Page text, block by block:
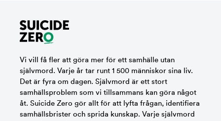
Vi vill få fler att göra mer för ett samhälle utan
självmord. Varje år tar runt 1 500 människor sina liv.
Det är fyra om dagen. Självmord är ett stort
samhällsproblem som vi tillsammans kan göra något
åt. Suicide Zero gör allt för att lyfta frågan, identifiera
samhällsbrister och sprida kunskap. Varje självmord